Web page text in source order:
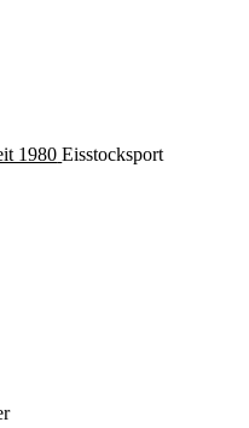
1980 Eisstocksport